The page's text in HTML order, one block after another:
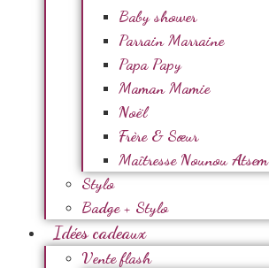
Baby shower
Parrain Marraine
Papa Papy
Maman Mamie
Noël
Frère & Sœur
Maîtresse Nounou Atsem
Stylo
Badge + Stylo
Idées cadeaux
Vente flash